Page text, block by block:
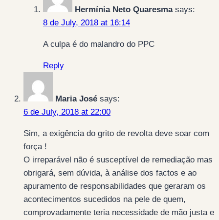
Hermínia Neto Quaresma says:
8 de July, 2018 at 16:14
A culpa é do malandro do PPC
Reply
Maria José says:
6 de July, 2018 at 22:00
Sim, a exigência do grito de revolta deve soar com
força !
O irreparável não é susceptível de remediação mas
obrigará, sem dúvida, à análise dos factos e ao
apuramento de responsabilidades que geraram os
acontecimentos sucedidos na pele de quem,
comprovadamente teria necessidade de mão justa e